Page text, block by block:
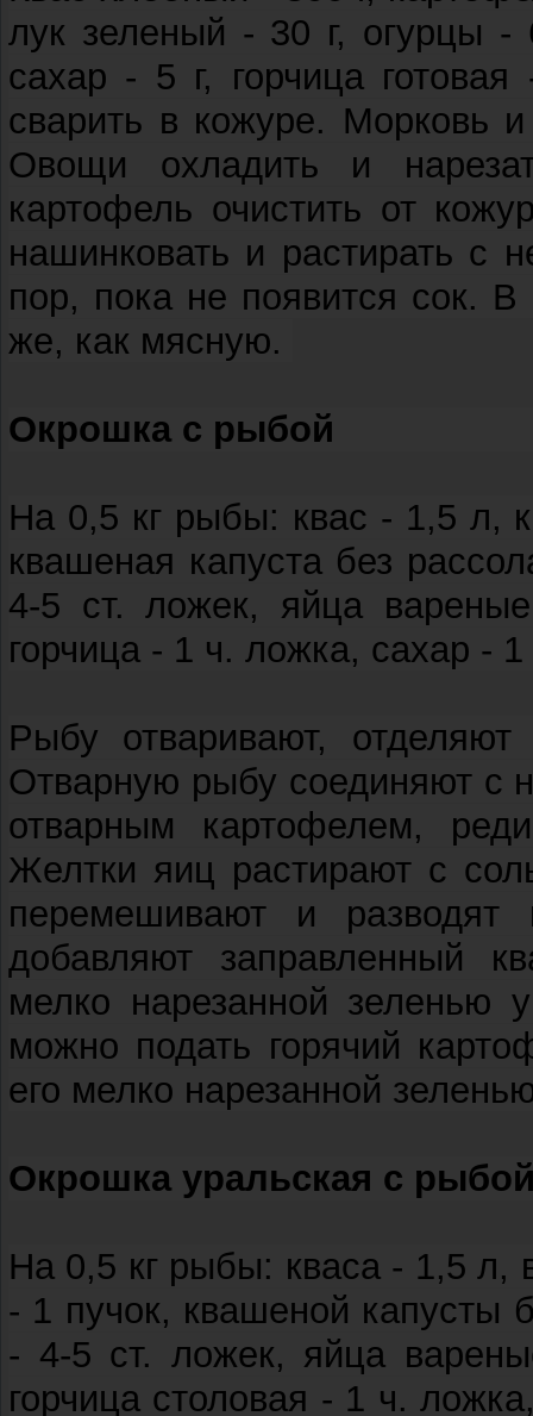
лук зеленый - 30 г, огурцы
сахар - 5 г, горчица
сварить в кожуре. Морковь
Овощи охладить и
картофель очистить от
нашинковать и растирать с
пор, пока не появится сок. В
же, как мясную.
Окрошка с рыбой
На 0,5 кг рыбы: квас - 1,5 л,
квашеная капуста без
4-5 ст. ложек, яйца
горчица - 1 ч. ложка, сахар -
Рыбу отваривают,
Отварную рыбу соединяют с
отварным картофелем,
Желтки яиц растирают с
перемешивают и разводят
добавляют заправленный
мелко нарезанной зеленью
можно подать горячий
его мелко нарезанной
Окрошка уральская с
На 0,5 кг рыбы: кваса - 1,5 л,
- 1 пучок, квашеной капусты
- 4-5 ст. ложек, яйца
горчица столовая - 1 ч.